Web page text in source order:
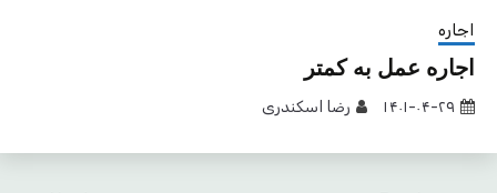
اجاره
اجاره عمل به کمتر
۱۴۰۱-۰۴-۲۹ رضا اسکندری